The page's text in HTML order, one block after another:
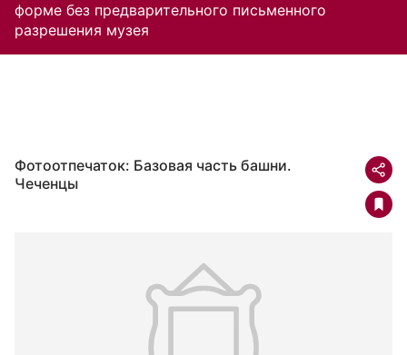
форме без предварительного письменного
разрешения музея
Фотоотпечаток: Базовая часть башни.
Чеченцы